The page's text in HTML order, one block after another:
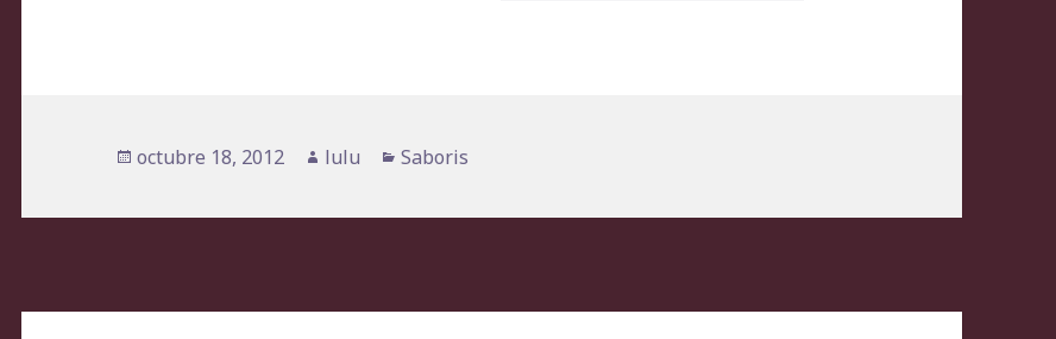
Publicado
octubre 18, 2012 Autor
lulu Categorías
Saboris